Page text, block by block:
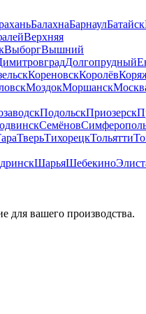
БалахнаБарнаулБатайск
Верхняя
ВыборгВышний
Долгопрудный
КореновскКоролёв
МоздокМоршанск
ПодольскПриозерск
Семёнов
ТверьТихорецкТольятти
ШарьяШебекино
для вашего производства.